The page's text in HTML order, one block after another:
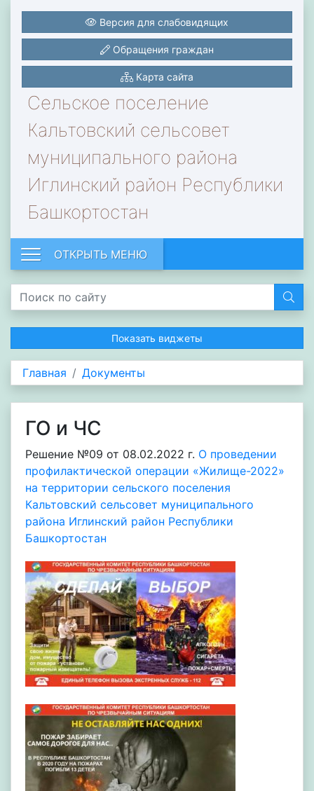
Сельское поселение
Кальтовский сельсовет
муниципального района
Иглинский район Республики
Башкортостан
Версия для слабовидящих
Обращения граждан
Карта сайта
ОТКРЫТЬ МЕНЮ
Показать виджеты
Главная Документы
ГО и ЧС
Решение №09 от 08.02.2022 г. О проведении
профилактической операции «Жилище-2022»
на территории сельского поселения
Кальтовский сельсовет муниципального
района Иглинский район Республики
Башкортостан